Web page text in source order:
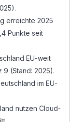
erreichte 2025
Punkte seit
EU-weit
9 (Stand: 2025).
im EU-
nutzen Cloud-